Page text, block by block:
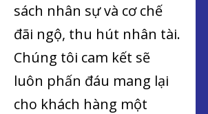
sách nhân sự và cơ chế
đãi ngộ, thu hút nhân tài.
Chúng tôi cam kết sẽ
luôn phấn đáu mang lại
cho khách hàng một